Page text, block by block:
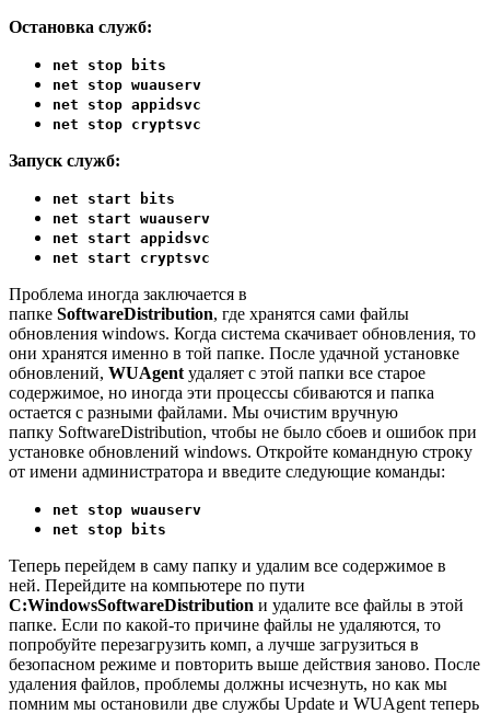
Остановка служб:
net stop bits
net stop wuauserv
net stop appidsvc
net stop cryptsvc
Запуск служб:
net start bits
net start wuauserv
net start appidsvc
net start cryptsvc
Проблема иногда заключается в
папке SoftwareDistribution, где хранятся сами файлы
обновления windows. Когда система скачивает обновления, то
они хранятся именно в той папке. После удачной установке
обновлений, WUAgent удаляет с этой папки все старое
содержимое, но иногда эти процессы сбиваются и папка
остается с разными файлами. Мы очистим вручную
папку SoftwareDistribution, чтобы не было сбоев и ошибок при
установке обновлений windows. Откройте командную строку
от имени администратора и введите следующие команды:
net stop wuauserv
net stop bits
Теперь перейдем в саму папку и удалим все содержимое в
ней. Перейдите на компьютере по пути
C:WindowsSoftwareDistribution и удалите все файлы в этой
папке. Если по какой-то причине файлы не удаляются, то
попробуйте перезагрузить комп, а лучше загрузиться в
безопасном режиме и повторить выше действия заново. После
удаления файлов, проблемы должны исчезнуть, но как мы
помним мы остановили две службы Update и WUAgent теперь